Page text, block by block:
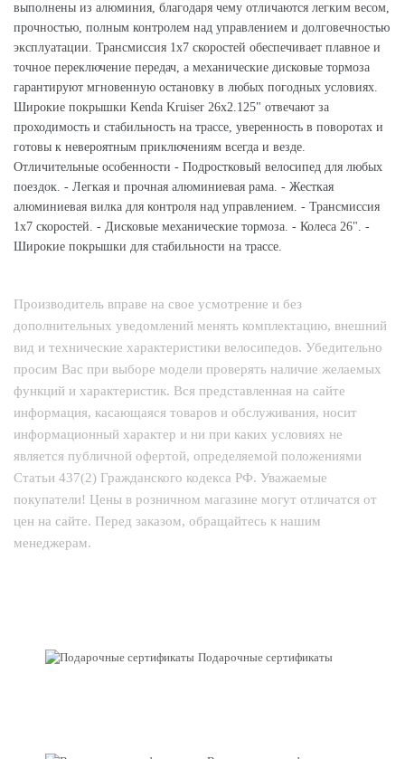
выполнены из алюминия, благодаря чему отличаются легким весом,
прочностью, полным контролем над управлением и долговечностью
эксплуатации. Трансмиссия 1х7 скоростей обеспечивает плавное и
точное переключение передач, а механические дисковые тормоза
гарантируют мгновенную остановку в любых погодных условиях.
Широкие покрышки Kenda Kruiser 26x2.125" отвечают за
проходимость и стабильность на трассе, уверенность в поворотах и
готовы к невероятным приключениям всегда и везде.
Отличительные особенности - Подростковый велосипед для любых
поездок. - Легкая и прочная алюминиевая рама. - Жесткая
алюминиевая вилка для контроля над управлением. - Трансмиссия
1х7 скоростей. - Дисковые механические тормоза. - Колеса 26". -
Широкие покрышки для стабильности на трассе.
Производитель вправе на свое усмотрение и без
дополнительных уведомлений менять комплектацию, внешний
вид и технические характеристики велосипедов. Убедительно
просим Вас при выборе модели проверять наличие желаемых
функций и характеристик. Вся представленная на сайте
информация, касающаяся товаров и обслуживания, носит
информационный характер и ни при каких условиях не
является публичной офертой, определяемой положениями
Статьи 437(2) Гражданского кодекса РФ. Уважаемые
покупатели! Цены в розничном магазине могут отличатся от
цен на сайте. Перед заказом, обращайтесь к нашим
менеджерам.
Подарочные сертификаты